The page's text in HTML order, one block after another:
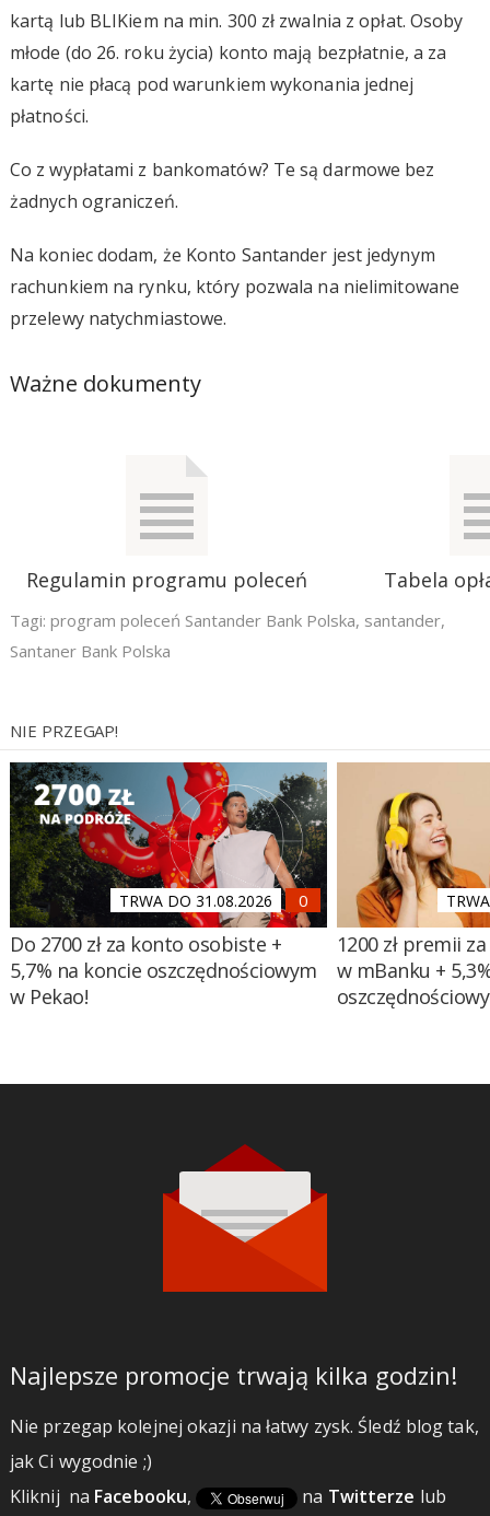
kartą lub BLIKiem na min. 300 zł zwalnia z opłat. Osoby
młode (do 26. roku życia) konto mają bezpłatnie, a za
kartę nie płacą pod warunkiem wykonania jednej
płatności.
Co z wypłatami z bankomatów? Te są darmowe bez
żadnych ograniczeń.
Na koniec dodam, że Konto Santander jest jedynym
rachunkiem na rynku, który pozwala na nielimitowane
przelewy natychmiastowe.
Ważne dokumenty
Regulamin programu poleceń Tabela
Tagi: program poleceń Santander Bank Polska, santander,
Santaner Bank Polska
NIE PRZEGAP!
TRWA DO 31.08.2026
Do 2700 zł za konto osobiste +
5,7% na koncie oszczędnościowym
w Pekao!
1200 zł premii
w mBanku +
Najlepsze promocje trwają kilka godzin!
Nie przegap kolejnej okazji na łatwy zysk. Śledź blog tak,
jak Ci wygodnie ;)
Kliknij na Facebooku, na Twitterze lub